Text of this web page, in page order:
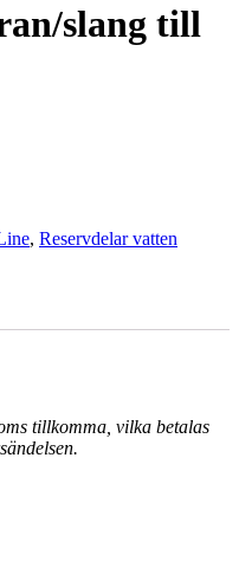
slang till
, Reservdelar vatten
tillkomma, vilka betalas